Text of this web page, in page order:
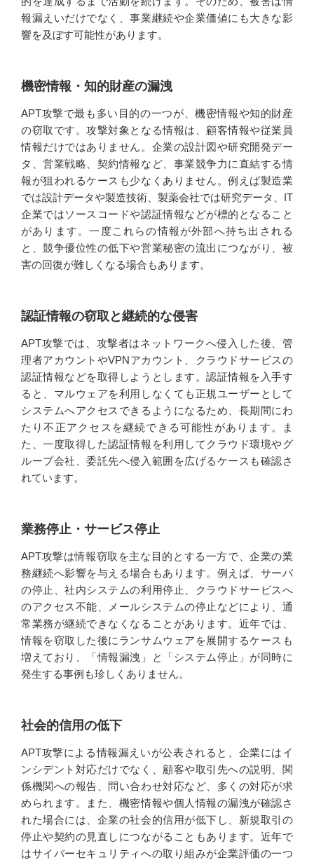
報漏えいだけでなく、事業継続や企業価値にも大きな影
響を及ぼす可能性があります。
機密情報・知的財産の漏洩
APT攻撃で最も多い目的の一つが、機密情報や知的財産
の窃取です。攻撃対象となる情報は、顧客情報や従業員
情報だけではありません。企業の設計図や研究開発デー
タ、営業戦略、契約情報など、事業競争力に直結する情
報が狙われるケースも少なくありません。例えば製造業
では設計データや製造技術、製薬会社では研究データ、IT
企業ではソースコードや認証情報などが標的となること
があります。一度これらの情報が外部へ持ち出される
と、競争優位性の低下や営業秘密の流出につながり、被
害の回復が難しくなる場合もあります。
認証情報の窃取と継続的な侵害
APT攻撃では、攻撃者はネットワークへ侵入した後、管
理者アカウントやVPNアカウント、クラウドサービスの
認証情報などを取得しようとします。認証情報を入手す
ると、マルウェアを利用しなくても正規ユーザーとして
システムへアクセスできるようになるため、長期間にわ
たり不正アクセスを継続できる可能性があります。ま
た、一度取得した認証情報を利用してクラウド環境やグ
ループ会社、委託先へ侵入範囲を広げるケースも確認さ
れています。
業務停止・サービス停止
APT攻撃は情報窃取を主な目的とする一方で、企業の業
務継続へ影響を与える場合もあります。例えば、サーバ
の停止、社内システムの利用停止、クラウドサービスへ
のアクセス不能、メールシステムの停止などにより、通
常業務が継続できなくなることがあります。近年では、
情報を窃取した後にランサムウェアを展開するケースも
増えており、「情報漏洩」と「システム停止」が同時に
発生する事例も珍しくありません。
社会的信用の低下
APT攻撃による情報漏えいが公表されると、企業にはイ
ンシデント対応だけでなく、顧客や取引先への説明、関
係機関への報告、問い合わせ対応など、多くの対応が求
められます。また、機密情報や個人情報の漏洩が確認さ
れた場合には、企業の社会的信用が低下し、新規取引の
停止や契約の見直しにつながることもあります。近年で
はサイバーセキュリティへの取り組みが企業評価の一つ